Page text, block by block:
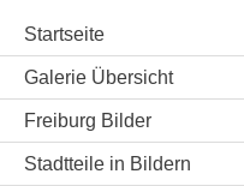
Startseite
Galerie Übersicht
Freiburg Bilder
Stadtteile in Bildern